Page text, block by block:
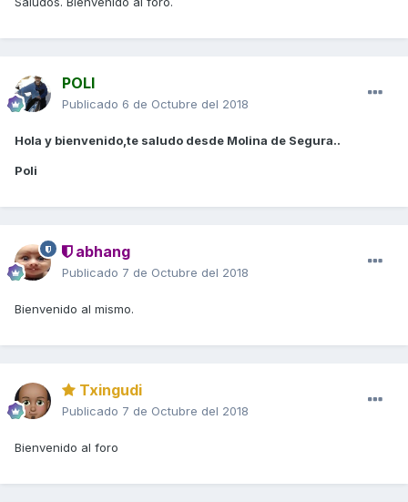
POLI
Publicado 6 de Octubre del 2018
Hola y bienvenido,te saludo desde Molina de Segura..
Poli
abhang
Publicado 7 de Octubre del 2018
Bienvenido al mismo.
Txingudi
Publicado 7 de Octubre del 2018
Bienvenido al foro